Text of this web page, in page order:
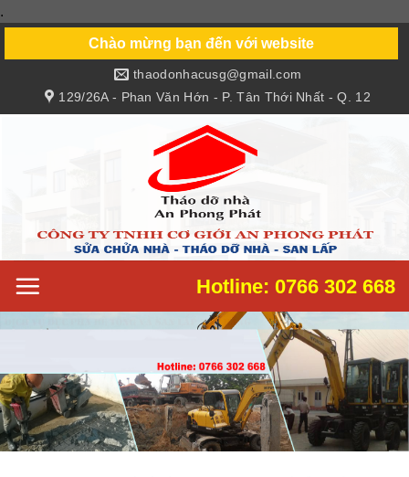
.
content
Chào mừng bạn đến với website
129/26A - Phan Văn Hớn - P. Tân Thới Nhất - Q. 12
thaodonhacusg@gmail.com
Hotline: 0766 302 668